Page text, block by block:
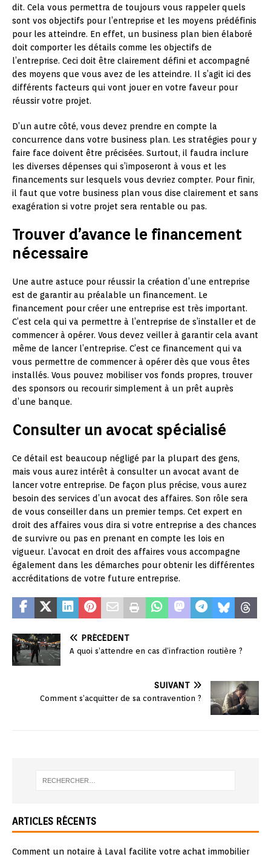
dit. Cela vous permettra de toujours vous rappeler quels
sont vos objectifs pour l’entreprise et les moyens prédéfinis
pour les atteindre. En effet, un business plan bien élaboré
doit comporter les détails comme les objectifs de
l’entreprise. Ceci doit être clairement défini et accompagné
des moyens que vous avez de les atteindre. Il s’agit ici des
différents facteurs qui vont jouer en votre faveur pour
réussir votre projet.
D’un autre côté, vous devez prendre en compte la
concurrence dans votre business plan. Les stratégies pour y
faire face doivent être précisées. Surtout, il faudra inclure
les diverses dépenses qui s’imposeront à vous et les
financements sur lesquels vous devriez compter. Pour finir,
il faut que votre business plan vous dise clairement et sans
exagération si votre projet sera rentable ou pas.
Trouver d’avance le financement
nécessaire
Une autre astuce pour réussir la création d’une entreprise
est de garantir au préalable un financement. Le
financement pour créer une entreprise est très important.
C’est cela qui va permettre à l’entreprise de s’installer et de
commencer à opérer. Vous devez veiller à garantir cela avant
même de lancer l’entreprise. C’est ce financement qui va
vous permettre de commencer à opérer dès que vous êtes
installés. Vous pouvez mobiliser vos fonds propres, trouver
des sponsors ou recourir simplement à un prêt auprès
d’une banque.
Consulter un avocat spécialisé
Ce détail est beaucoup négligé par la plupart des gens,
mais vous aurez intérêt à consulter un avocat avant de
lancer votre entreprise. De façon plus précise, vous aurez
besoin des services d’un avocat des affaires. Son rôle sera
de vous conseiller dans un premier temps. Cet expert en
droit des affaires vous dira si votre entreprise a des chances
de survivre ou pas en prenant en compte les lois en
vigueur. L’avocat en droit des affaires vous accompagne
également dans les démarches pour obtenir les différentes
accréditations de votre future entreprise.
PRÉCÉDENT
A quoi s’attendre en cas d’infraction routière ?
SUIVANT
Comment s’acquitter de sa contravention ?
ARTICLES RÉCENTS
Comment un notaire à Laval facilite votre achat immobilier